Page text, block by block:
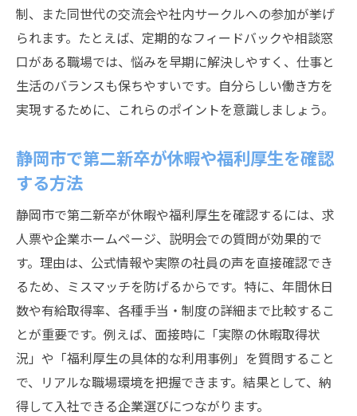
制、また同世代の交流会や社内サークルへの参加が挙げ
られます。たとえば、定期的なフィードバックや相談窓
口がある職場では、悩みを早期に解決しやすく、仕事と
生活のバランスも保ちやすいです。自分らしい働き方を
実現するために、これらのポイントを意識しましょう。
静岡市で第二新卒が休暇や福利厚生を確認
する方法
静岡市で第二新卒が休暇や福利厚生を確認するには、求
人票や企業ホームページ、説明会での質問が効果的で
す。理由は、公式情報や実際の社員の声を直接確認でき
るため、ミスマッチを防げるからです。特に、年間休日
数や有給取得率、各種手当・制度の詳細まで比較するこ
とが重要です。例えば、面接時に「実際の休暇取得状
況」や「福利厚生の具体的な利用事例」を質問すること
で、リアルな職場環境を把握できます。結果として、納
得して入社できる企業選びにつながります。